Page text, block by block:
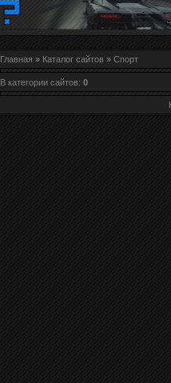
Главная » Каталог сайтов » Спорт
В категории сайтов: 0